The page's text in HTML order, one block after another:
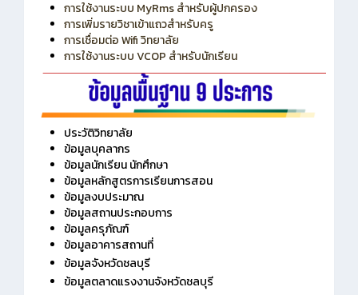
การใช้งานระบบ MyRms สำหรับผู้ปกครอง
การเพิ่มรายวิชาเข้าแถวสำหรับครู
การเชื่อมต่อ Wifi วิทยาลัย
การใช้งานระบบ VCOP สำหรับนักเรียน
ประวัติวิทยาลัย
ข้อมูลบุคลากร
ข้อมูลนักเรียน นักศึกษา
ข้อมูลหลักสูตรการเรียนการสอน
ข้อมูลงบประมาณ
ข้อมูลสถานประกอบการ
ข้อมูลครุภัณฑ์
ข้อมูลอาคารสถานที่
ข้อมูลจังหวัดชลบุรี